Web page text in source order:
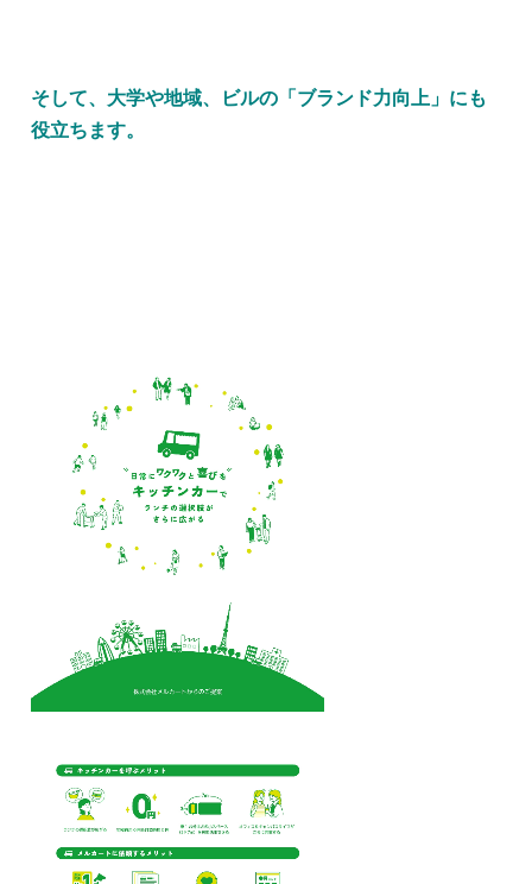
そして、大学や地域、ビルの「ブランド力向上」にも
役立ちます。